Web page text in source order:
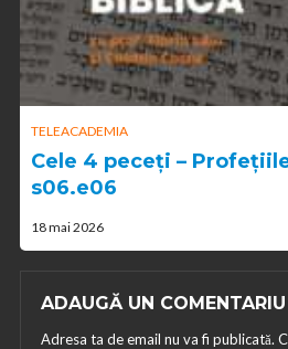
TELEACADEMIA
Cele 4 peceți –
s06.e06
18 mai 2026
ADAUGĂ UN COMENTARIU
Adresa ta de email nu va fi publicată.